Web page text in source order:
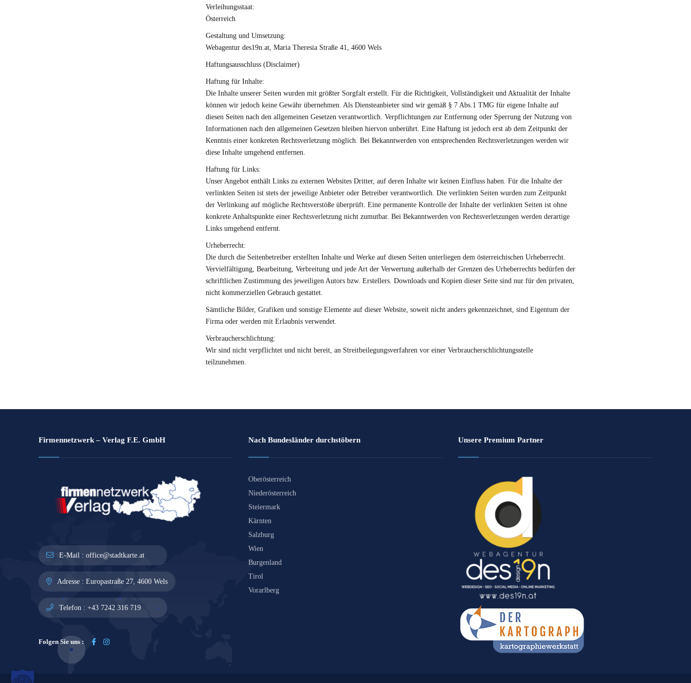
Verleihungsstaat:
Österreich
Gestaltung und Umsetzung:
Webagentur des19n.at, Maria Theresia Straße 41, 4600 Wels
Haftungsausschluss (Disclaimer)
Haftung für Inhalte:
Die Inhalte unserer Seiten wurden mit größter Sorgfalt erstellt. Für die Richtigkeit, Vollständigkeit und Aktualität der Inhalte
können wir jedoch keine Gewähr übernehmen. Als Diensteanbieter sind wir gemäß § 7 Abs.1 TMG für eigene Inhalte auf
diesen Seiten nach den allgemeinen Gesetzen verantwortlich. Verpflichtungen zur Entfernung oder Sperrung der Nutzung von
Informationen nach den allgemeinen Gesetzen bleiben hiervon unberührt. Eine Haftung ist jedoch erst ab dem Zeitpunkt der
Kenntnis einer konkreten Rechtsverletzung möglich. Bei Bekanntwerden von entsprechenden Rechtsverletzungen werden wir
diese Inhalte umgehend entfernen.
Haftung für Links:
Unser Angebot enthält Links zu externen Websites Dritter, auf deren Inhalte wir keinen Einfluss haben. Für die Inhalte der
verlinkten Seiten ist stets der jeweilige Anbieter oder Betreiber verantwortlich. Die verlinkten Seiten wurden zum Zeitpunkt
der Verlinkung auf mögliche Rechtsverstöße überprüft. Eine permanente Kontrolle der Inhalte der verlinkten Seiten ist ohne
konkrete Anhaltspunkte einer Rechtsverletzung nicht zumutbar. Bei Bekanntwerden von Rechtsverletzungen werden derartige
Links umgehend entfernt.
Urheberrecht:
Die durch die Seitenbetreiber erstellten Inhalte und Werke auf diesen Seiten unterliegen dem österreichischen Urheberrecht.
Vervielfältigung, Bearbeitung, Verbreitung und jede Art der Verwertung außerhalb der Grenzen des Urheberrechts bedürfen der
schriftlichen Zustimmung des jeweiligen Autors bzw. Erstellers. Downloads und Kopien dieser Seite sind nur für den privaten,
nicht kommerziellen Gebrauch gestattet.
Sämtliche Bilder, Grafiken und sonstige Elemente auf dieser Website, soweit nicht anders gekennzeichnet, sind Eigentum der
Firma oder werden mit Erlaubnis verwendet.
Verbraucherschlichtung:
Wir sind nicht verpflichtet und nicht bereit, an Streitbeilegungsverfahren vor einer Verbraucherschlichtungsstelle
teilzunehmen.
Firmennetzwerk – Verlag F.E. GmbH
E-Mail : office@stadtkarte.at
Adresse : Europastraße 27, 4600 Wels
Telefon : +43 7242 316 719
Folgen Sie uns :
Nach Bundesländer durchstöbern
Oberösterreich
Niederösterreich
Steiermark
Kärnten
Salzburg
Wien
Burgenland
Tirol
Vorarlberg
Unsere Premium Partner